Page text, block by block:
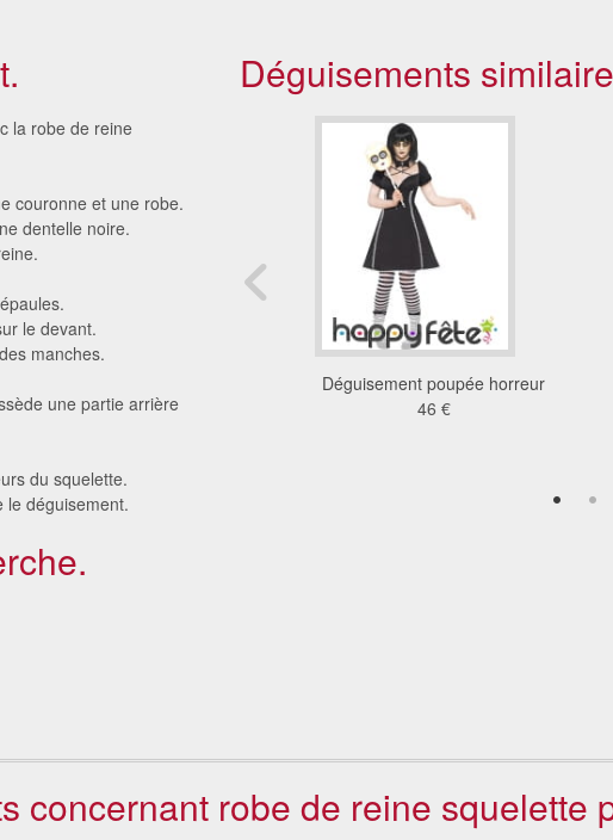
la robe de reine
couronne et une robe.
dentelle noire.
le devant.
manches.
une partie arrière
du squelette.
le déguisement.
Déguisements
sexy
Déguisement poupée horreur
46 €
concernant robe de reine squelette